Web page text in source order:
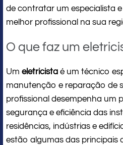
de contratar um especialista
melhor profissional na sua
O que faz um
Um eletricista é um técnico
manutenção e reparação de
profissional desempenha um
segurança e eficiência das
residências, indústrias e
estão algumas das principais